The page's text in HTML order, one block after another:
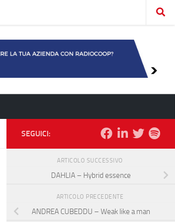
SEGUICI:
ARTICOLO SUCCESSIVO
DAHLIA – Hybrid essence
ARTICOLO PRECEDENTE
ANDREA CUBEDDU – Weak like a man